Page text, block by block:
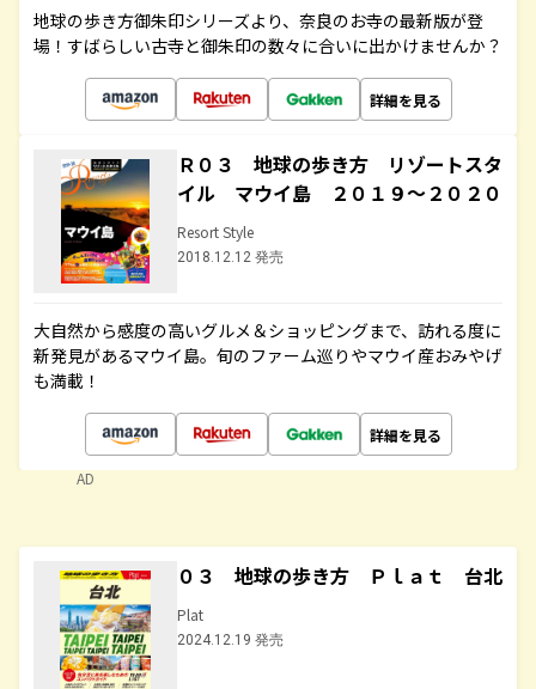
地球の歩き方御朱印シリーズより、奈良のお寺の最新版が登
場！すばらしい古寺と御朱印の数々に合いに出かけませんか？
詳細を見る
Ｒ０３ 地球の歩き方 リゾートスタ
イル マウイ島 ２０１９～２０２０
Resort Style
2018.12.12 発売
大自然から感度の高いグルメ＆ショッピングまで、訪れる度に
新発見があるマウイ島。旬のファーム巡りやマウイ産おみやげ
も満載！
詳細を見る
AD
０３ 地球の歩き方 Ｐｌａｔ 台北
Plat
2024.12.19 発売